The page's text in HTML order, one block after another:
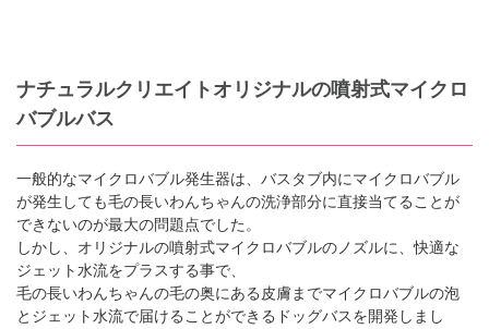
ナチュラルクリエイトオリジナルの噴射式マイクロ
バブルバス
一般的なマイクロバブル発生器は、バスタブ内にマイクロバブル
が発生しても毛の長いわんちゃんの洗浄部分に直接当てることが
できないのが最大の問題点でした。
しかし、オリジナルの噴射式マイクロバブルのノズルに、快適な
ジェット水流をプラスする事で、
毛の長いわんちゃんの毛の奥にある皮膚までマイクロバブルの泡
とジェット水流で届けることができるドッグバスを開発しまし